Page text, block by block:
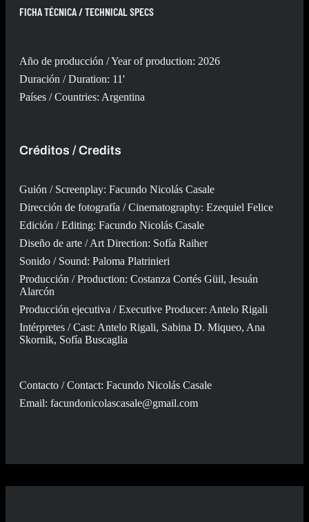
FICHA TÉCNICA / TECHNICAL SPECS
Año de producción / Year of production: 2026
Duración / Duration: 11'
Países / Countries: Argentina
Créditos / Credits
Guión / Screenplay: Facundo Nicolás Casale
Dirección de fotografía / Cinematography: Ezequiel Felice
Edición / Editing: Facundo Nicolás Casale
Diseño de arte / Art Direction: Sofía Raiher
Sonido / Sound: Paloma Platrinieri
Producción / Production: Costanza Cortés Güil, Jesuán
Alarcón
Producción ejecutiva / Executive Producer: Antelo Rigali
Intérpretes / Cast: Antelo Rigali, Sabina D. Miqueo, Ana
Skornik, Sofía Buscaglia
Contacto / Contact: Facundo Nicolás Casale
Email: facundonicolascasale@gmail.com